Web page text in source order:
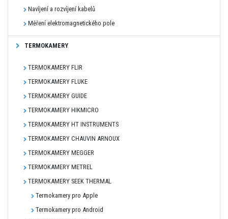
Navíjení a rozvíjení kabelů
Měření elektromagnetického pole
TERMOKAMERY
TERMOKAMERY FLIR
TERMOKAMERY FLUKE
TERMOKAMERY GUIDE
TERMOKAMERY HIKMICRO
TERMOKAMERY HT INSTRUMENTS
TERMOKAMERY CHAUVIN ARNOUX
TERMOKAMERY MEGGER
TERMOKAMERY METREL
TERMOKAMERY SEEK THERMAL
Termokamery pro Apple
Termokamery pro Android